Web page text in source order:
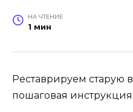
НА ЧТЕНИЕ
1 мин
Реставрируем старую
пошаговая инструкция